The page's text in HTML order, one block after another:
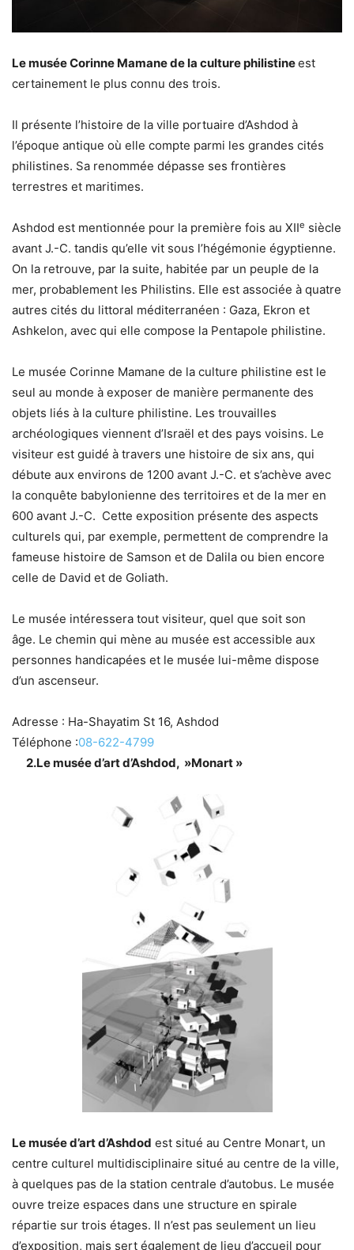
Le musée Corinne Mamane de la culture philistineest
certainement le plus connu des trois.
Il présente l’histoire de la ville portuaire d’Ashdod à
l’époque antique où elle compte parmi les grandes cités
philistines. Sa renommée dépasse ses frontières
terrestres et maritimes.
Ashdod est mentionnée pour la première fois au XIIe siècle
avant J.-C. tandis qu’elle vit sous l’hégémonie égyptienne.
On la retrouve, par la suite, habitée par un peuple de la
mer, probablement les Philistins. Elle est associée à quatre
autres cités du littoral méditerranéen : Gaza, Ekron et
Ashkelon, avec qui elle compose la Pentapole philistine.
Le musée Corinne Mamane de la culture philistine est le
seul au monde à exposer de manière permanente des
objets liés à la culture philistine. Les trouvailles
archéologiques viennent d’Israël et des pays voisins. Le
visiteur est guidé à travers une histoire de six ans, qui
débute aux environs de 1200 avant J.-C. et s’achève avec
la conquête babylonienne des territoires et de la mer en
600 avant J.-C. Cette exposition présente des aspects
culturels qui, par exemple, permettent de comprendre la
fameuse histoire de Samson et de Dalila ou bien encore
celle de David et de Goliath.
Le musée intéressera tout visiteur, quel que soit son
âge. Le chemin qui mène au musée est accessible aux
personnes handicapées et le musée lui-même dispose
d’un ascenseur.
Adresse : Ha-Shayatim St 16, Ashdod
Téléphone :08-622-4799
2.Le musée d’art d’Ashdod, »Monart »
Le musée d’art d’Ashdod est situé au Centre Monart, un
centre culturel multidisciplinaire situé au centre de la ville,
à quelques pas de la station centrale d’autobus. Le musée
ouvre treize espaces dans une structure en spirale
répartie sur trois étages. Il n’est pas seulement un lieu
d’exposition, mais sert également de lieu d’accueil pour